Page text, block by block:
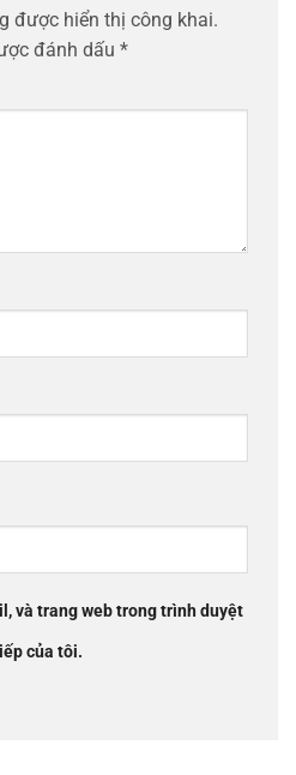
được hiển thị công khai.
đánh dấu *
và trang web trong trình duyệt
của tôi.